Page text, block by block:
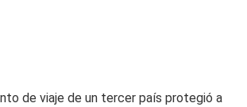
de viaje de un tercer país protegió a